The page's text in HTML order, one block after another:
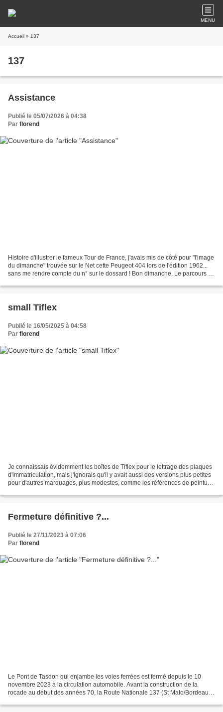
MENU
Accueil » 137
137
Assistance
Publié le 05/07/2026 à 04:38
Par florend
Histoire d'illustrer le fameux Tour de France, j'avais mis de côté pour "l'image
du dimanche" trouvée sur le Net cette Peugeot 404 lors de l'édition 1962...
sans me rendre compte du n° sur le dossard ! Bon dimanche. Le parcours du
small Tiflex
Publié le 16/05/2025 à 04:58
Par florend
Je connaissais évidemment les boîtes de Tiflex pour le lettrage des plaques
d'immatriculation, mais j'ignorais qu'il y avait aussi des versions plus petites
pour d'autres marquages, plus modestes, comme les références de peinture
Fermeture définitive ?...
Publié le 27/11/2023 à 07:06
Par florend
Le Pont de Tasdon qui enjambe les voies ferrées est fermé depuis le 10
novembre 2023 à la circulation automobile. Avant la construction de la
rocade au début des années 70, la Route Nationale 137 (St Malo/Bordeaux)